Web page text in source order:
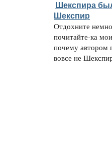
Шекспира
Шекспир
Отдохните
почитайте-ка
почему автором
вовсе не